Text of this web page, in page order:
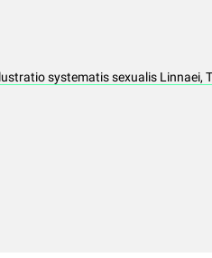
systematis sexualis Linnaei,